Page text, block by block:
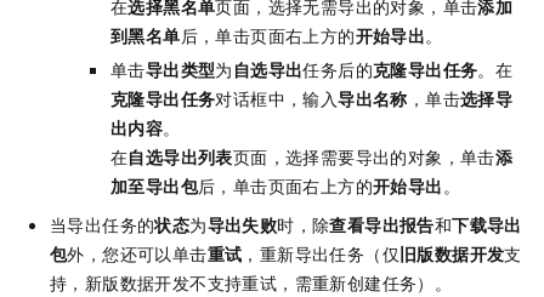
在选择黑名单页面，选择无需导出的对象，单击添加
到黑名单后，单击页面右上方的开始导出。
单击导出类型为 自选导出任务后的克隆导出任务。在
克隆导出任务对话框中，输入导出名称 ，单击选择导
出内容。
在自选导出列表页面，选择需要导出的对象，单击添
加至导出包后，单击页面右上方的开始导出 。
当导出任务的状态为导出失败时，除查看导出报告和下载导出
包外，您还可以单击重试 ，重新导出任务（仅旧版数据开发支
持，新版数据开发不支持重试，需重新创建任务）。